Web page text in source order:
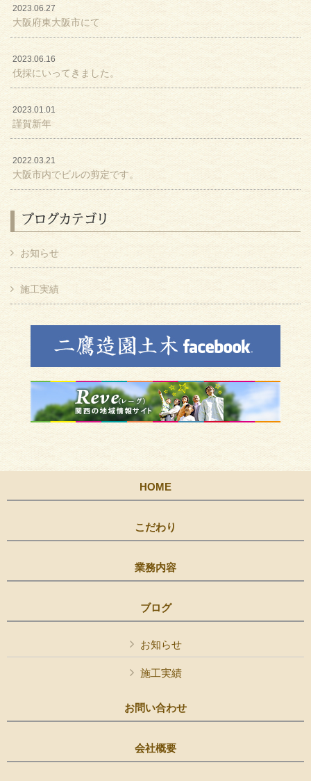
2023.06.27
大阪府東大阪市にて
2023.06.16
伐採にいってきました。
2023.01.01
謹賀新年
2022.03.21
大阪市内でビルの剪定です。
ブログカテゴリ
お知らせ
施工実績
HOME
こだわり
業務内容
ブログ
お知らせ
施工実績
お問い合わせ
会社概要